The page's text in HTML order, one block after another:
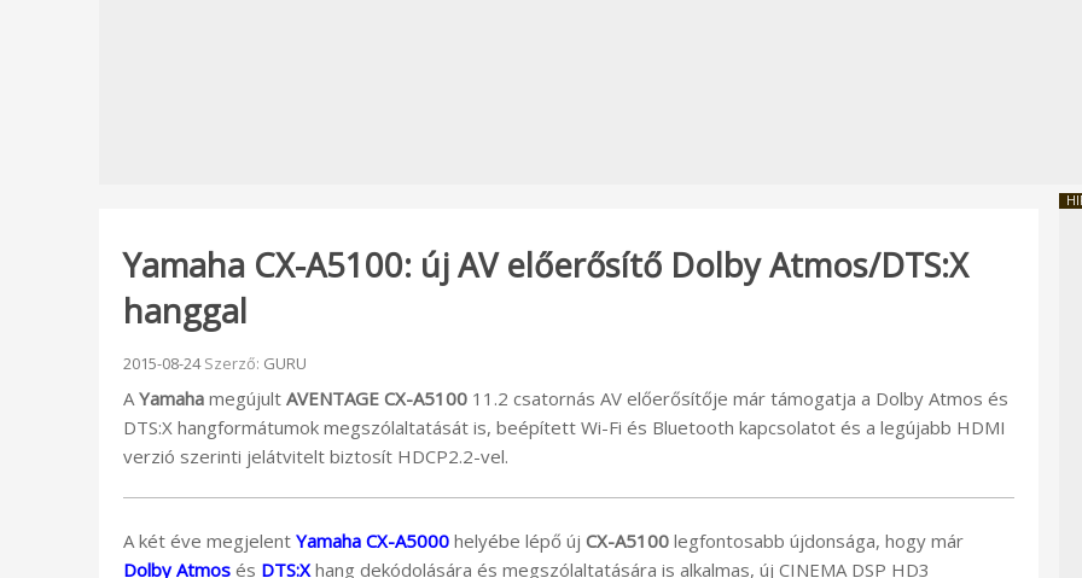
Yamaha CX-A5100: új AV előerősítő Dolby Atmos/DTS:X
hanggal
Beküldve:
2015-08-24Szerző: GURU
A Yamaha megújult AVENTAGE CX-A5100 11.2 csatornás AV előerősítője már támogatja a Dolby Atmos és
DTS:X hangformátumok megszólaltatását is, beépített Wi-Fi és Bluetooth kapcsolatot és a legújabb HDMI
verzió szerinti jelátvitelt biztosít HDCP2.2-vel.
A két éve megjelent Yamaha CX-A5000 helyébe lépő új CX-A5100 legfontosabb újdonsága, hogy már
Dolby Atmos és DTS:X hang dekódolására és megszólaltatására is alkalmas, új CINEMA DSP HD3